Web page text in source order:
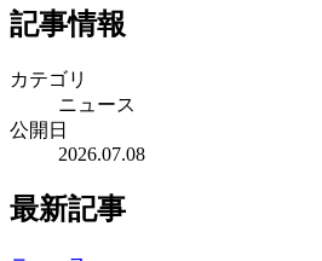
記事情報
カテゴリ
ニュース
公開日
2026.07.08
最新記事